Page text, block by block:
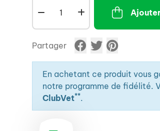
fibres est facilement absorbé et
Partager
En achetant ce produit vous
notre programme de fidélité.
ClubVet**.